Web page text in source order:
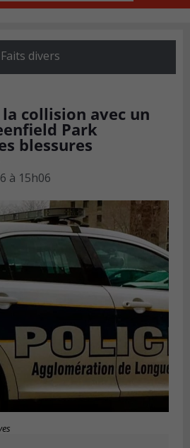
Faits divers
collision avec un
Park
blessures
à 15h06